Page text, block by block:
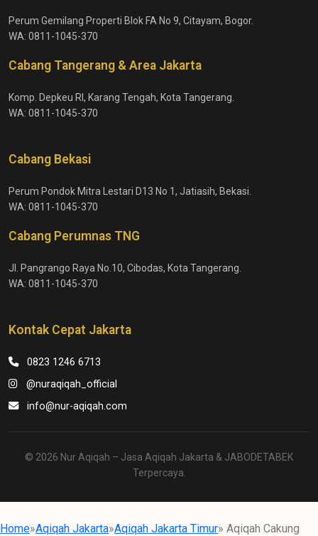
Perum Gemilang Properti Blok FA No 9, Citayam, Bogor.
WA: 0811-1045-370
Cabang Tangerang & Area Jakarta
Komp. Depkeu RI, Karang Tengah, Kota Tangerang.
WA: 0811-1045-370
Cabang Bekasi
Perum Pondok Mitra Lestari D13 No 1, Jatiasih, Bekasi.
WA: 0811-1045-370
Cabang Perumnas TNG
Jl. Pangrango Raya No.10, Cibodas, Kota Tangerang.
WA: 0811-1045-370
Kontak Cepat Jakarta
0823 1246 6713
@nuraqiqah_official
info@nur-aqiqah.com
© 2026 Nur Aqiqah – Jasa Aqiqah Jakarta & JABODETABEK
Terpercaya.
Home»Aqiqah Jakarta»Aqiqah Jakarta Timur» Aqiqah Cakung